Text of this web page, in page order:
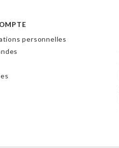
personnelles